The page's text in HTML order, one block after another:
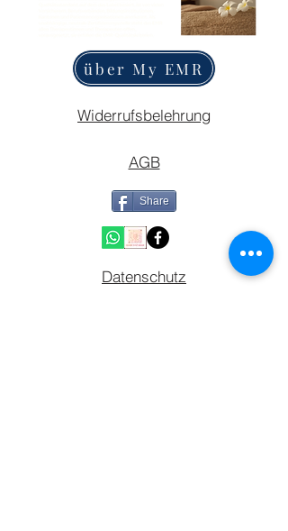
über My EMR
Widerrufsbelehrung
AGB
Share
Datenschutz